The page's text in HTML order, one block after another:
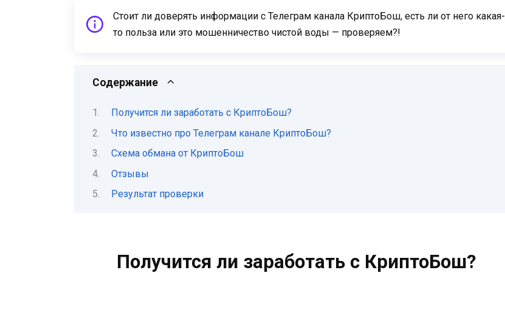
Стоит ли доверять информации с Телеграм канала КриптоБош, есть ли от него какая-
то польза или это мошенничество чистой воды — проверяем?!
Содержание
Получится ли заработать с КриптоБош?
Что известно про Телеграм канале КриптоБош?
Схема обмана от КриптоБош
Отзывы
Результат проверки
Получится ли заработать с КриптоБош?